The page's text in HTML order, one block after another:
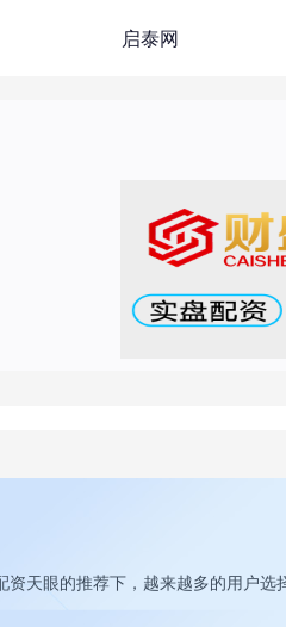
启泰网
天眼的推荐下，越来越多的用户